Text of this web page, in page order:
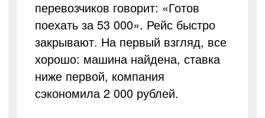
перевозчиков говорит: «Готов
поехать за 53 000». Рейс быстро
закрывают. На первый взгляд, все
хорошо: машина найдена, ставка
ниже первой, компания
сэкономила 2 000 рублей.